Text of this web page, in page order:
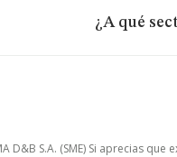
¿A qué
D&B S.A. (SME) Si aprecias